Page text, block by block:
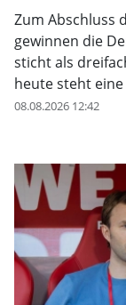
Zum Abschluss
gewinnen die
sticht als
heute steht
08.08.2026 12:42